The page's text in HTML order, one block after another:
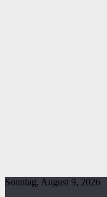
Sonntag, August 9, 2026